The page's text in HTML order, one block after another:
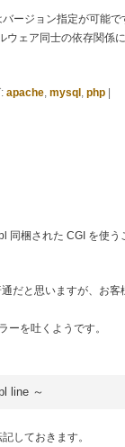
ージョン指定が可能で
ェア同士の依存関係
apache mysql php |
同梱された CGI を使
だと思いますが、お
ーを吐くようです。
しておきます。